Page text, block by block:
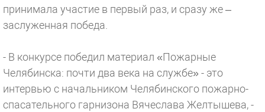
принимала участие в первый раз, и сразу же –
заслуженная победа.
- В конкурсе победил материал «Пожарные
Челябинска: почти два века на службе» - это
интервью с начальником Челябинского пожарно-
спасательного гарнизона Вячеслава Желтышева, -